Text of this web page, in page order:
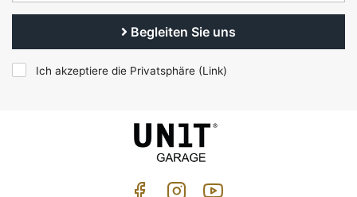
Begleiten Sie uns
Ich akzeptiere die Privatsphäre (Link)